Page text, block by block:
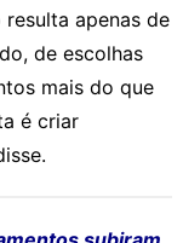
apenas de
de escolhas
mais do que
é criar